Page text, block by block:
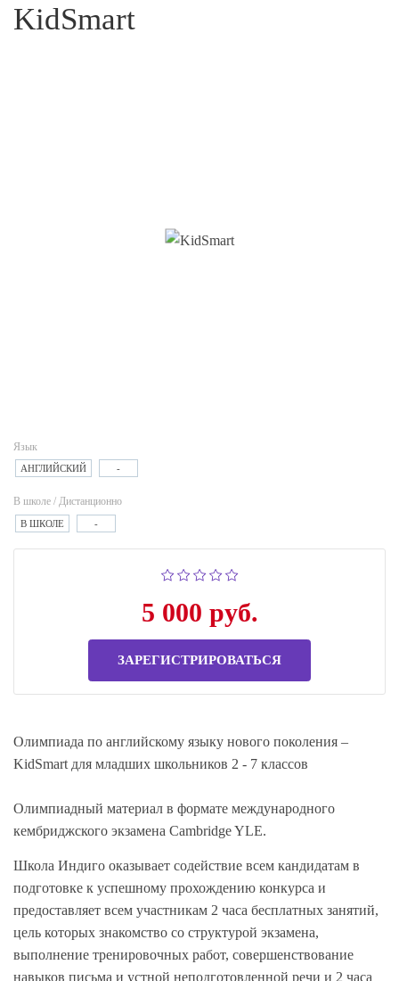
KidSmart
Язык
АНГЛИЙСКИЙ -
В школе / Дистанционно
В ШКОЛЕ -
5 000 руб.
ЗАРЕГИСТРИРОВАТЬСЯ
Олимпиада по английскому языку нового поколения –
KidSmart для младших школьников 2 - 7 классов
Олимпиадный материал в формате международного
кембриджского экзамена Cambridge YLE.
Школа Индиго оказывает содействие всем кандидатам в
подготовке к успешному прохождению конкурса и
предоставляет всем участникам 2 часа бесплатных занятий,
цель которых знакомство со структурой экзамена,
выполнение тренировочных работ, совершенствование
навыков письма и устной неподготовленной речи и 2 часа